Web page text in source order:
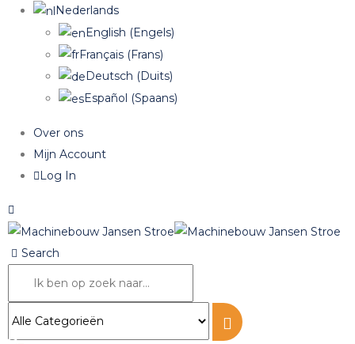
Nederlands
English (Engels)
Français (Frans)
Deutsch (Duits)
Español (Spaans)
Over ons
Mijn Account
Log In
Search